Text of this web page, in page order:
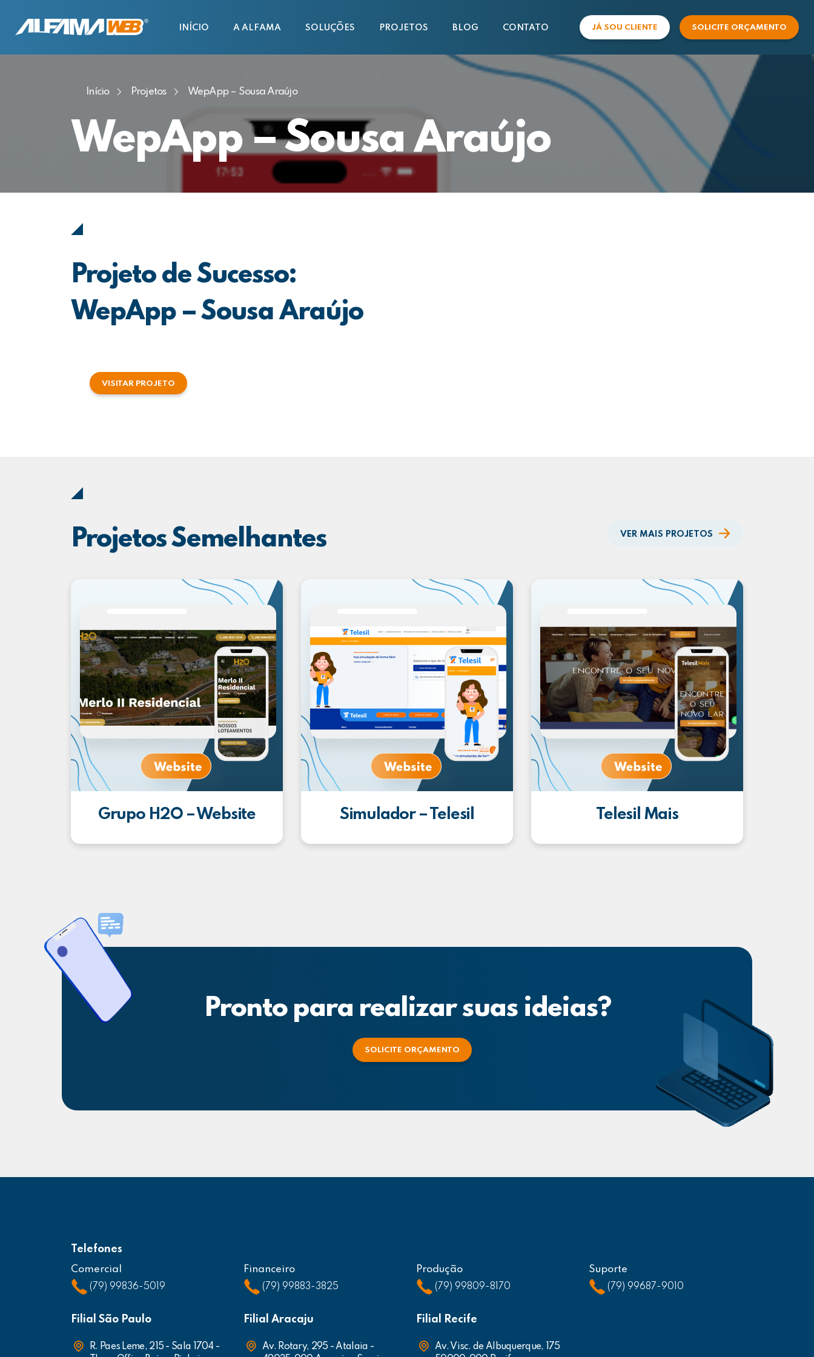
INÍCIO A ALFAMA SOLUÇÕES PROJETOS BLOG CONTATO JÁ SOU CLIENTE SOLICITE ORÇAMENTO
COMERCIAL
SUPORTE
Início Projetos WepApp – Sousa Araújo
WepApp – Sousa Araújo
Projeto de Sucesso:
WepApp – Sousa Araújo
VISITAR PROJETO
Projetos Semelhantes VER MAIS PROJETOS
Grupo H2O – Website Simulador – Telesil Telesil Mais
Pronto para realizar suas ideias?
SOLICITE ORÇAMENTO
Telefones
Comercial
(79) 99836-5019
Financeiro
(79) 99883-3825
Produção
(79) 99809-8170
Suporte
(79) 99687-9010
Filial São Paulo
R. Paes Leme, 215 - Sala 1704 -
Filial Aracaju
Av. Rotary, 295 - Atalaia -
Filial Recife
Av. Visc. de Albuquerque, 175